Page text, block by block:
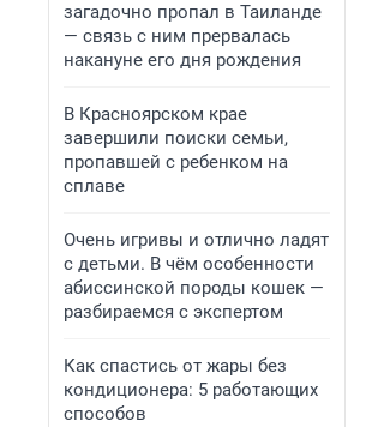
загадочно пропал в Таиланде
— связь с ним прервалась
накануне его дня рождения
В Красноярском крае
завершили поиски семьи,
пропавшей с ребенком на
сплаве
Очень игривы и отлично ладят
с детьми. В чём особенности
абиссинской породы кошек —
разбираемся с экспертом
Как спастись от жары без
кондиционера: 5 работающих
способов